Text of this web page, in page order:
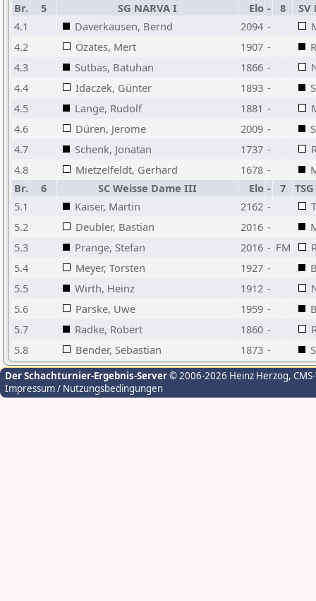
Br.
5 SG NARVA I Elo - 8
4.1
Daverkausen, Bernd 2094 -
4.2
Özates, Mert 1907 -
4.3
Sutbas, Batuhan 1866 -
4.4
Idaczek, Günter 1893 -
4.5
Lange, Rudolf 1881 -
4.6
Düren, Jerome 2009 -
4.7
Schenk, Jonatan 1737 -
4.8
Mietzelfeldt, Gerhard 1678 -
Br.
6 SC Weisse Dame III Elo - 7
5.1
Kaiser, Martin 2162 -
5.2
Deubler, Bastian 2016 -
5.3
Prange, Stefan 2016 - FM
5.4
Meyer, Torsten 1927 -
5.5
Wirth, Heinz 1912 -
5.6
Parske, Uwe 1959 -
5.7
Radke, Robert 1860 -
5.8
Bender, Sebastian 1873 -
Der Schachturnier-Ergebnis-Server© 2006-2026 Heinz Herzog,
Impressum / Nutzungsbedingungen